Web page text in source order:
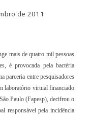
de 2011
mais de quatro mil pessoas
é provocada pela bactéria
parceria entre pesquisadores
laboratório virtual financiado
Paulo (Fapesp), decifrou o
responsável pela incidência